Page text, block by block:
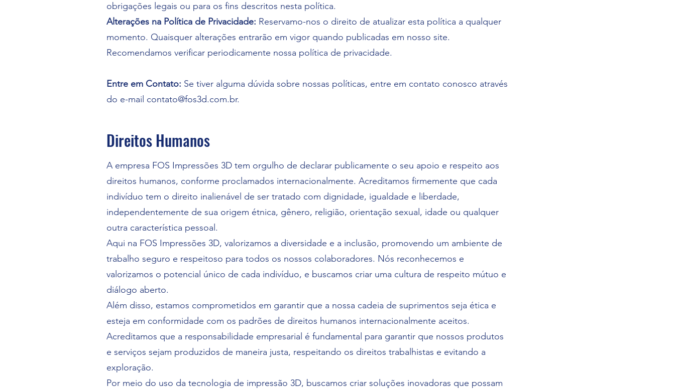
obrigações legais ou para os fins descritos nesta política.
Alterações na Política de Privacidade: Reservamo-nos o direito de atualizar esta política a qualquer
momento. Quaisquer alterações entrarão em vigor quando publicadas em nosso site.
Recomendamos verificar periodicamente nossa política de privacidade.
Entre em Contato: Se tiver alguma dúvida sobre nossas políticas, entre em contato conosco através
do e-mail contato@fos3d.com.br.
Direitos Humanos
A empresa FOS Impressões 3D tem orgulho de declarar publicamente o seu apoio e respeito aos
direitos humanos, conforme proclamados internacionalmente. Acreditamos firmemente que cada
indivíduo tem o direito inalienável de ser tratado com dignidade, igualdade e liberdade,
independentemente de sua origem étnica, gênero, religião, orientação sexual, idade ou qualquer
outra característica pessoal.
Aqui na FOS Impressões 3D, valorizamos a diversidade e a inclusão, promovendo um ambiente de
trabalho seguro e respeitoso para todos os nossos colaboradores. Nós reconhecemos e
valorizamos o potencial único de cada indivíduo, e buscamos criar uma cultura de respeito mútuo e
diálogo aberto.
Além disso, estamos comprometidos em garantir que a nossa cadeia de suprimentos seja ética e
esteja em conformidade com os padrões de direitos humanos internacionalmente aceitos.
Acreditamos que a responsabilidade empresarial é fundamental para garantir que nossos produtos
e serviços sejam produzidos de maneira justa, respeitando os direitos trabalhistas e evitando a
exploração.
Por meio do uso da tecnologia de impressão 3D, buscamos criar soluções inovadoras que possam